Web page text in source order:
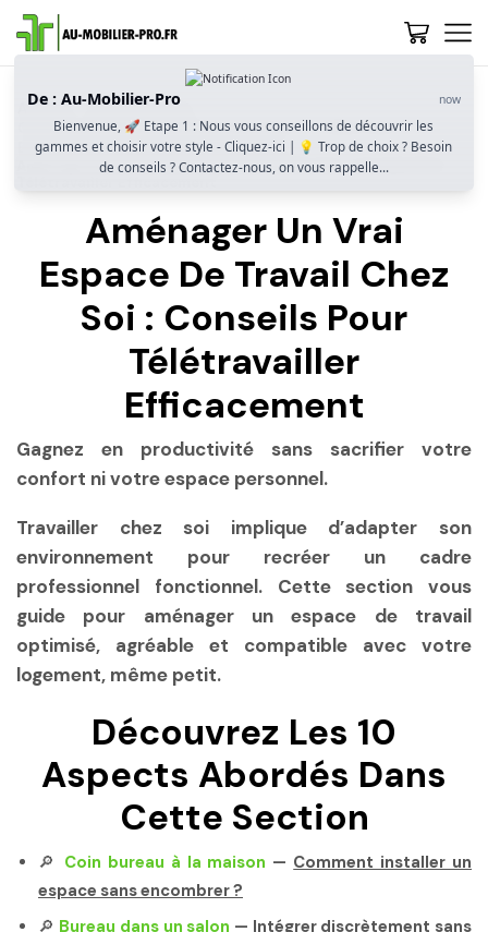
Accueil
Guide D’achat
Comment Bien Choisir Un Bureau Pour Le Télétravail ?
Ergonomie, Espace Et Fonctionnalité
Aménager Un Vrai Espace De Travail Chez Soi : Conseils Pour
Aménager Un Vrai
Espace De Travail Chez
Soi : Conseils Pour
Télétravailler
Efficacement
Gagnez en productivité sans sacrifier votre
confort ni votre espace personnel.
Travailler chez soi implique d’adapter son
environnement pour recréer un cadre
professionnel fonctionnel. Cette section vous
guide pour aménager un espace de travail
optimisé, agréable et compatible avec votre
logement, même petit.
Découvrez Les 10
Aspects Abordés Dans
Cette Section
🔎 Coin bureau à la maison — Comment installer un
espace sans encombrer ?
🔎 Bureau dans un salon — Intégrer discrètement sans
De : Au-Mobilier-Pro now
Bienvenue, 🚀 Etape 1 : Nous vous conseillons de découvrir les
gammes et choisir votre style - Cliquez-ici | 💡 Trop de choix ? Besoin
de conseils ? Contactez-nous, on vous rappelle...